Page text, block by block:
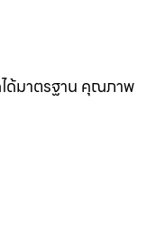
ได้มาตรฐาน คุณภาพ